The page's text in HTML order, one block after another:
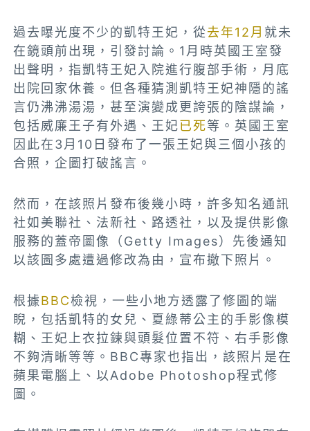
過去曝光度不少的凱特王妃，從去年12月 就未
在鏡頭前出現，引發討論。1月時英國王室發
出聲明，指凱特王妃入院進行腹部手術，月底
出院回家休養。但各種猜測凱特王妃神隱的謠
言仍沸沸湯湯，甚至演變成更誇張的陰謀論，
包括威廉王子有外遇、王妃已死等。英國王室
因此在3月10日發布了一張王妃與三個小孩的
合照，企圖打破謠言。
然而，在該照片發布後幾小時，許多知名通訊
社如美聯社、法新社、路透社，以及提供影像
服務的蓋帝圖像（Getty Images）先後通知
以該圖多處遭過修改為由，宣布撤下照片。
根據BBC檢視，一些小地方透露了修圖的端
睨，包括凱特的女兒、夏綠蒂公主的手影像模
糊、王妃上衣拉鍊與頭髮位置不符、右手影像
不夠清晰等等。BBC專家也指出，該照片是在
蘋果電腦上、以Adobe Photoshop程式修
圖。